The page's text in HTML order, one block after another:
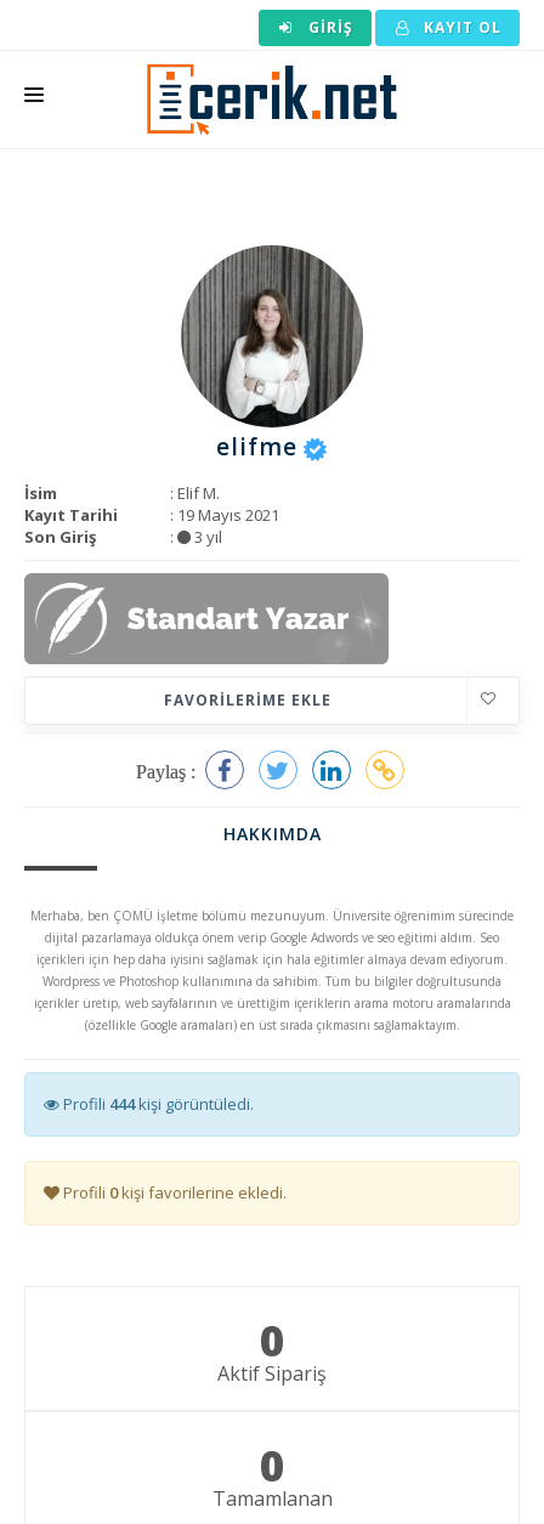
GIRIŞ KAYIT OL
KURUMSAL
elifme
İsim
: Elif M.
Kayıt Tarihi
: 19 Mayıs 2021
Son Giriş
: 3 yıl
FAVORILERIME EKLE
Paylaş :
HAKKIMDA
Merhaba, ben ÇOMÜ İşletme bölümü mezunuyum. Üniversite öğrenimim sürecinde
dijital pazarlamaya oldukça önem verip Google Adwords ve seo eğitimi aldım. Seo
içerikleri için hep daha iyisini sağlamak için hala eğitimler almaya devam ediyorum.
Wordpress ve Photoshop kullanımına da sahibim. Tüm bu bilgiler doğrultusunda
içerikler üretip, web sayfalarının ve ürettiğim içeriklerin arama motoru aramalarında
(özellikle Google aramaları) en üst sırada çıkmasını sağlamaktayım.
Profili 444kişi görüntüledi.
Profili 0kişi favorilerine ekledi.
0
Aktif Sipariş
0
Tamamlanan